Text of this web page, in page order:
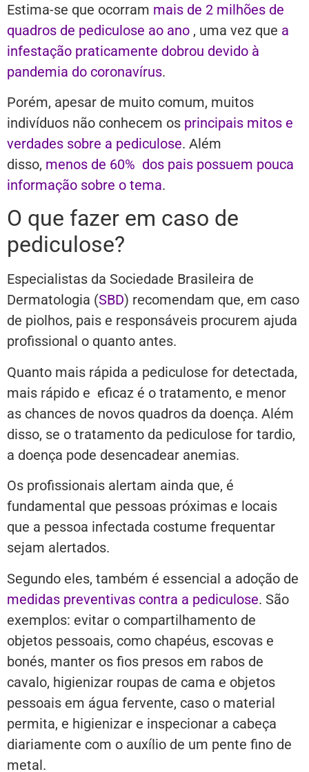
Estima-se que ocorram mais de 2 milhões de
quadros de pediculose ao ano , uma vez que a
infestação praticamente dobrou devido à
pandemia do coronavírus.
Porém, apesar de muito comum, muitos
indivíduos não conhecem os principais mitos e
verdades sobre a pediculose. Além
disso, menos de 60% dos pais possuem pouca
informação sobre o tema.
O que fazer em caso de
pediculose?
Especialistas da Sociedade Brasileira de
Dermatologia (SBD) recomendam que, em caso
de piolhos, pais e responsáveis procurem ajuda
profissional o quanto antes.
Quanto mais rápida a pediculose for detectada,
mais rápido e eficaz é o tratamento, e menor
as chances de novos quadros da doença. Além
disso, se o tratamento da pediculose for tardio,
a doença pode desencadear anemias.
Os profissionais alertam ainda que, é
fundamental que pessoas próximas e locais
que a pessoa infectada costume frequentar
sejam alertados.
Segundo eles, também é essencial a adoção de
medidas preventivas contra a pediculose. São
exemplos: evitar o compartilhamento de
objetos pessoais, como chapéus, escovas e
bonés, manter os fios presos em rabos de
cavalo, higienizar roupas de cama e objetos
pessoais em água fervente, caso o material
permita, e higienizar e inspecionar a cabeça
diariamente com o auxílio de um pente fino de
metal.